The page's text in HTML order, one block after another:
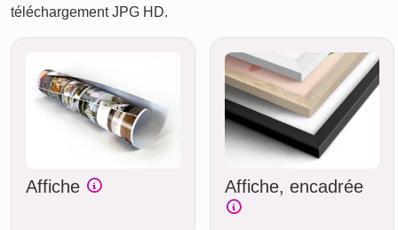
téléchargement JPG HD.
Affiche Affiche, encadrée